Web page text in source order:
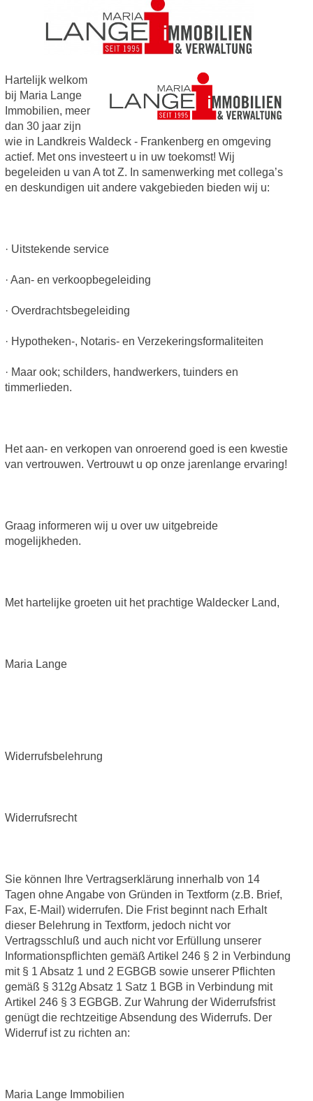
Hartelijk welkom
bij Maria Lange
Immobilien, meer
dan 30 jaar zijn
wie in Landkreis Waldeck - Frankenberg en omgeving
actief. Met ons investeert u in uw toekomst! Wij
begeleiden u van A tot Z. In samenwerking met collega’s
en deskundigen uit andere vakgebieden bieden wij u:
· Uitstekende service
· Aan- en verkoopbegeleiding
· Overdrachtsbegeleiding
· Hypotheken-, Notaris- en Verzekeringsformaliteiten
· Maar ook; schilders, handwerkers, tuinders en
timmerlieden.
Het aan- en verkopen van onroerend goed is een kwestie
van vertrouwen. Vertrouwt u op onze jarenlange ervaring!
Graag informeren wij u over uw uitgebreide
mogelijkheden.
Met hartelijke groeten uit het prachtige Waldecker Land,
Maria Lange
Widerrufsbelehrung
Widerrufsrecht
Sie können Ihre Vertragserklärung innerhalb von 14
Tagen ohne Angabe von Gründen in Textform (z.B. Brief,
Fax, E-Mail) widerrufen. Die Frist beginnt nach Erhalt
dieser Belehrung in Textform, jedoch nicht vor
Vertragsschluß und auch nicht vor Erfüllung unserer
Informationspflichten gemäß Artikel 246 § 2 in Verbindung
mit § 1 Absatz 1 und 2 EGBGB sowie unserer Pflichten
gemäß § 312g Absatz 1 Satz 1 BGB in Verbindung mit
Artikel 246 § 3 EGBGB. Zur Wahrung der Widerrufsfrist
genügt die rechtzeitige Absendung des Widerrufs. Der
Widerruf ist zu richten an:
Maria Lange Immobilien